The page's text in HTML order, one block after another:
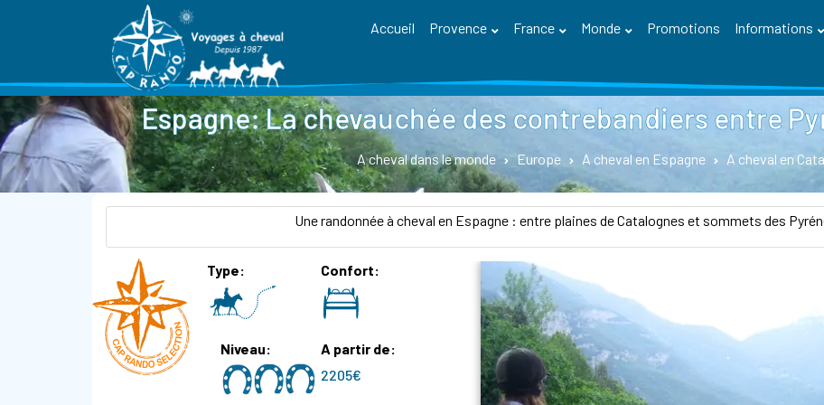
Accueil Provence France Monde Promotions Informations
Espagne: La chevauchée des contrebandiers entre
A cheval dans le monde Europe A cheval en Espagne A cheval en
Une randonnée à cheval en Espagne : entre plaines de Catalognes et sommets des
Type Confort
Niveau
A partir de
2205€